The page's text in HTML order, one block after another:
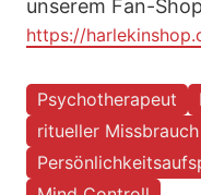
unserem Fan-
https://
Psychotherapeut
ritueller Missbrauch